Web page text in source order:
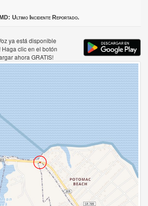
Ultimo Incidente Reportado.
ya está disponible
clic en el botón
ahora GRATIS!